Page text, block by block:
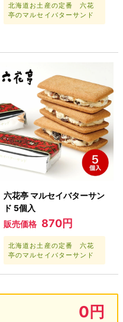
北海道お土産の定番 六花
亭のマルセイバターサンド
六花亭 マルセイバターサン
ド 5個入
販売価格 870円
北海道お土産の定番 六花
亭のマルセイバターサンド
0円